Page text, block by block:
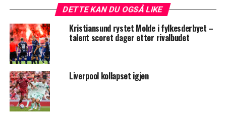
DETTE KAN DU OGSÅ LIKE
Kristiansund rystet Molde i fylkesderbyet –
talent scoret dager etter rivalbudet
Liverpool kollapset igjen